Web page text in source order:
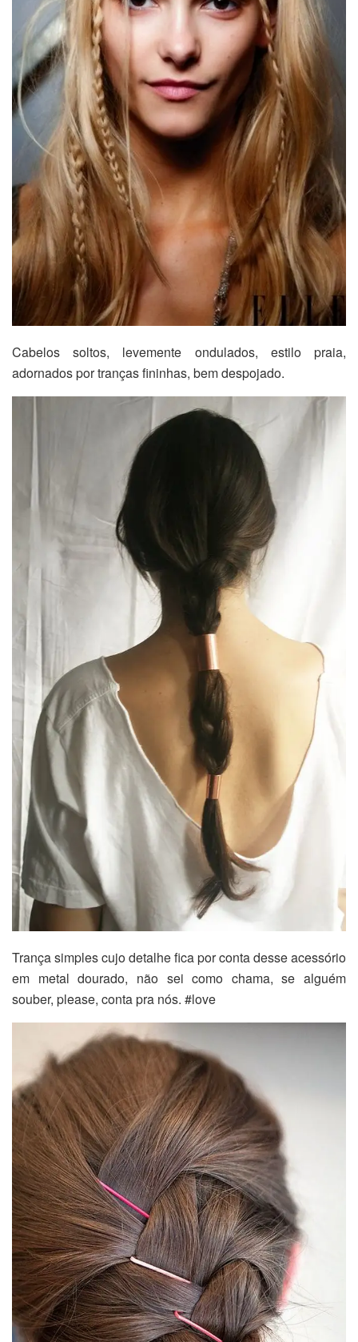
Cabelos soltos, levemente ondulados, estilo praia,
adornados por tranças fininhas, bem despojado.
Trança simples cujo detalhe fica por conta desse acessório
em metal dourado, não sei como chama, se alguém
souber, please, conta pra nós. #love